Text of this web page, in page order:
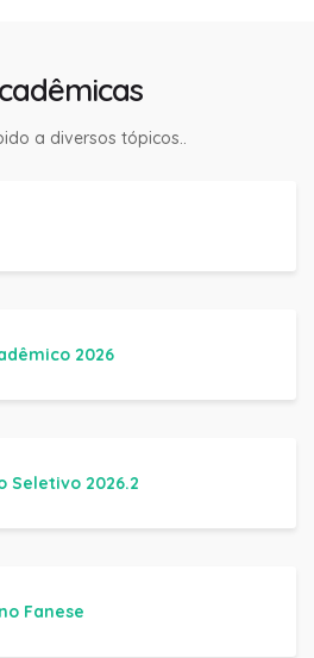
a diversos tópicos..
2026
Seletivo 2026.2
Fanese